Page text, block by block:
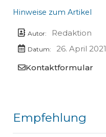
Hinweise zum Artikel
Autor: Redaktion
Datum:
26. April 2021
Kontaktformular
Empfehlung